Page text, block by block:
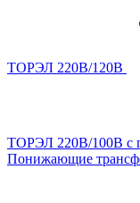
ТОРЭЛ 220В/120В
ТОРЭЛ 220В/100В с
Понижающие